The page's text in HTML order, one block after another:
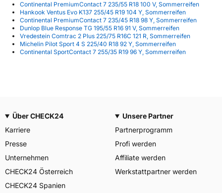
Continental PremiumContact 7 235/55 R18 100 V, Sommerreifen
Hankook Ventus Evo K137 255/45 R19 104 Y, Sommerreifen
Continental PremiumContact 7 235/45 R18 98 Y, Sommerreifen
Dunlop Blue Response TG 195/55 R16 91 V, Sommerreifen
Vredestein Comtrac 2 Plus 225/75 R16C 121 R, Sommerreifen
Michelin Pilot Sport 4 S 225/40 R18 92 Y, Sommerreifen
Continental SportContact 7 255/35 R19 96 Y, Sommerreifen
Über CHECK24
Karriere
Presse
Unternehmen
CHECK24 Österreich
CHECK24 Spanien
Unsere Partner
Partnerprogramm
Profi werden
Affiliate werden
Werkstattpartner werden